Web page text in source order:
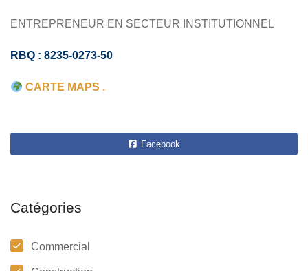
ENTREPRENEUR EN SECTEUR INSTITUTIONNEL
RBQ : 8235-0273-50
CARTE MAPS .
Facebook
Catégories
Commercial